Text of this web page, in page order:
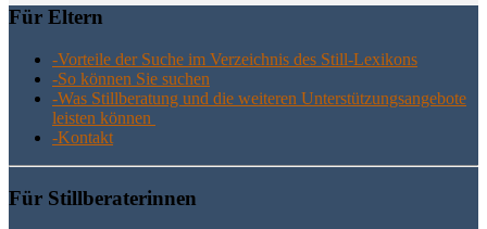
Für Eltern
-Vor­tei­le der Suche im Ver­zeich­nis des Still-Lexikons
-So kön­nen Sie suchen
-Was Still­be­ra­tung und die wei­te­ren Unter­stüt­zungs­an­ge­bo­te
leis­ten können
-Kon­takt
Für Still­be­ra­te­rin­nen